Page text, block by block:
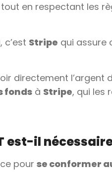
en respectant les
, c’est Stripe qui assure
directement l’argent
fonds à Stripe, qui les
est-il
pour se conformer